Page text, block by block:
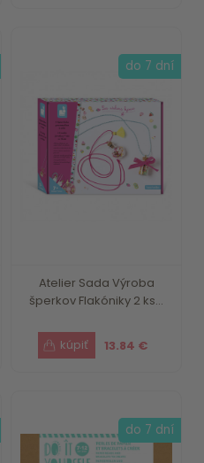
Atelier Sada Výroba
šperkov Flakóniky 2 ks...
13.84 €
do 7 dní
do 7 dní